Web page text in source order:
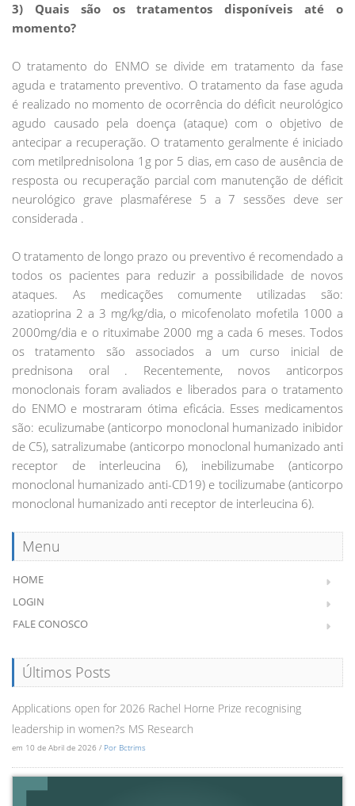
3) Quais são os tratamentos disponíveis até o
momento?
O tratamento do ENMO se divide em tratamento da fase
aguda e tratamento preventivo. O tratamento da fase aguda
é realizado no momento de ocorrência do déficit neurológico
agudo causado pela doença (ataque) com o objetivo de
antecipar a recuperação. O tratamento geralmente é iniciado
com metilprednisolona 1g por 5 dias, em caso de ausência de
resposta ou recuperação parcial com manutenção de déficit
neurológico grave plasmaférese 5 a 7 sessões deve ser
considerada .
O tratamento de longo prazo ou preventivo é recomendado a
todos os pacientes para reduzir a possibilidade de novos
ataques. As medicações comumente utilizadas são:
azatioprina 2 a 3 mg/kg/dia, o micofenolato mofetila 1000 a
2000mg/dia e o rituximabe 2000 mg a cada 6 meses. Todos
os tratamento são associados a um curso inicial de
prednisona oral . Recentemente, novos anticorpos
monoclonais foram avaliados e liberados para o tratamento
do ENMO e mostraram ótima eficácia. Esses medicamentos
são: eculizumabe (anticorpo monoclonal humanizado inibidor
de C5), satralizumabe (anticorpo monoclonal humanizado anti
receptor de interleucina 6), inebilizumabe (anticorpo
monoclonal humanizado anti-CD19) e tocilizumabe (anticorpo
monoclonal humanizado anti receptor de interleucina 6).
Menu
HOME
LOGIN
FALE CONOSCO
Últimos Posts
Applications open for 2026 Rachel Horne Prize recognising
leadership in women?s MS Research
em 10 de Abril de 2026 / Por Bctrims